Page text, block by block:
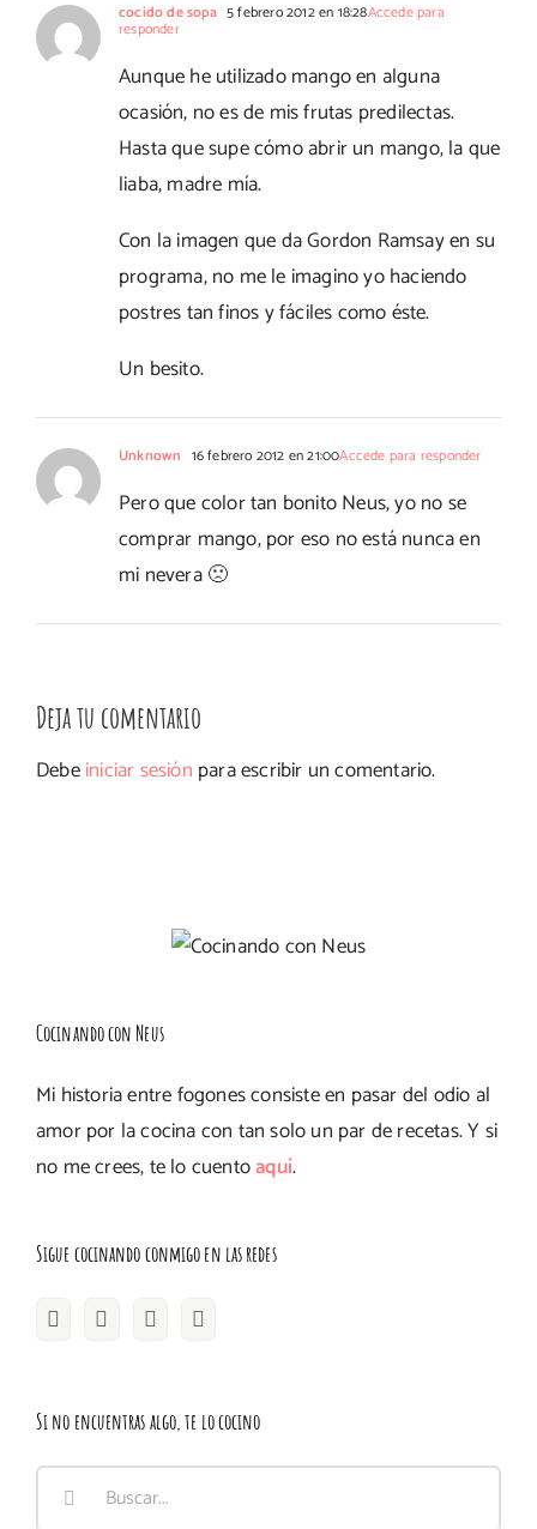
cocido de sopa 5 febrero 2012 en 18:28Accede para
responder
Aunque he utilizado mango en alguna
ocasión, no es de mis frutas predilectas.
Hasta que supe cómo abrir un mango, la que
liaba, madre mía.
Con la imagen que da Gordon Ramsay en su
programa, no me le imagino yo haciendo
postres tan finos y fáciles como éste.
Un besito.
Unknown 16 febrero 2012 en 21:00Accede para responder
Pero que color tan bonito Neus, yo no se
comprar mango, por eso no está nunca en
mi nevera 🙁
Deja tu comentario
Debeiniciar sesión para escribir un comentario.
Cocinando con Neus
Mi historia entre fogones consiste en pasar del odio al
amor por la cocina con tan solo un par de recetas. Y si
no me crees, te lo cuentoaquí.
Sigue cocinando conmigo en las redes
Si no encuentras algo, te lo cocino
Buscar: